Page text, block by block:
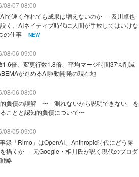
08/07 08:00
で速く作れても成果は増えないのか──及川卓也
く、AIネイティブ時代に人間が手放してはいけな
の仕事
NEW
08/06 09:00
1.6倍、変更行数1.8倍、平均マージ時間37%削減
が進めるAI駆動開発の現在地
08/06 08:00
負債の誤解 〜「測れないから説明できない」を
ことと認知的負債について〜
08/05 09:00
録「Rimo」はOpenAI、Anthropic時代にどう勝
描くか──元Google・相川氏が説く現代のプロダ
略